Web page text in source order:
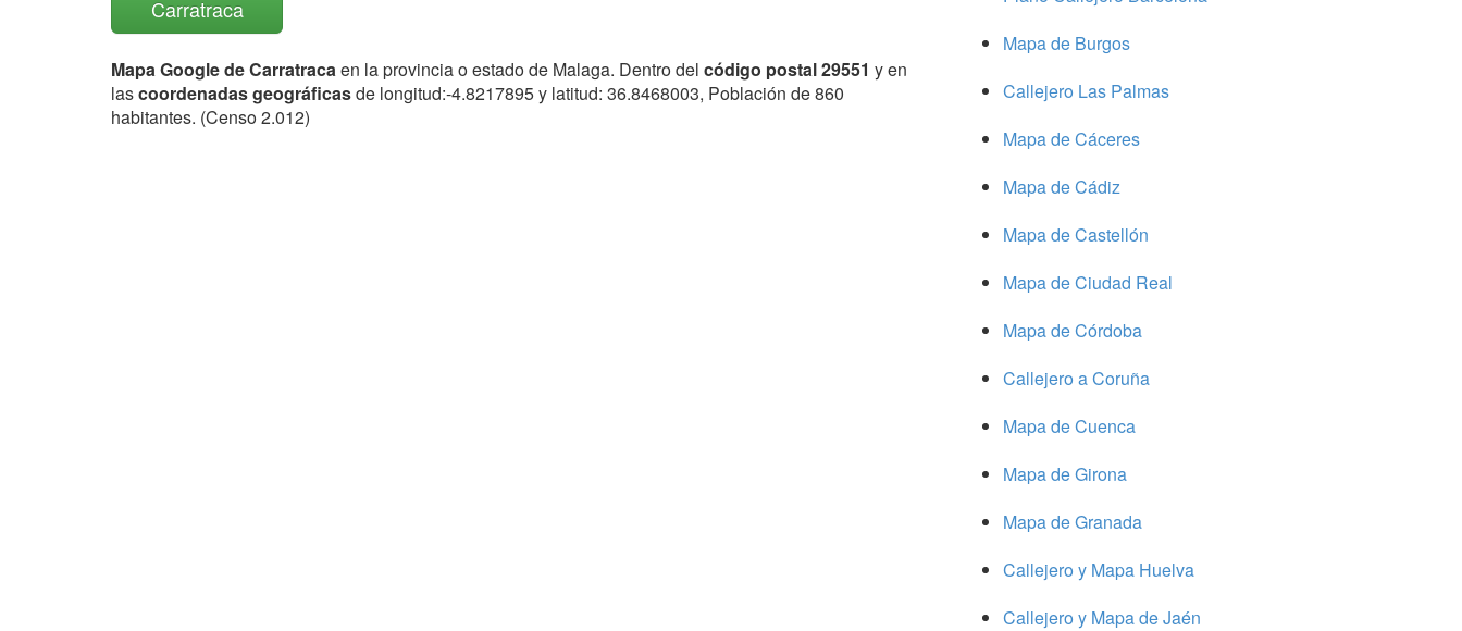
Carratraca
Mapa Google de Carratracaen la provincia o estado de Malaga. Dentro del código postal 29551 y en
lascoordenadas geográficasde longitud:-4.8217895 y latitud: 36.8468003, Población de 860
habitantes. (Censo 2.012)
Mapa de Burgos
Callejero Las Palmas
Mapa de Cáceres
Mapa de Cádiz
Mapa de Castellón
Mapa de Ciudad Real
Mapa de Córdoba
Callejero a Coruña
Mapa de Cuenca
Mapa de Girona
Mapa de Granada
Callejero y Mapa Huelva
Callejero y Mapa de Jaén